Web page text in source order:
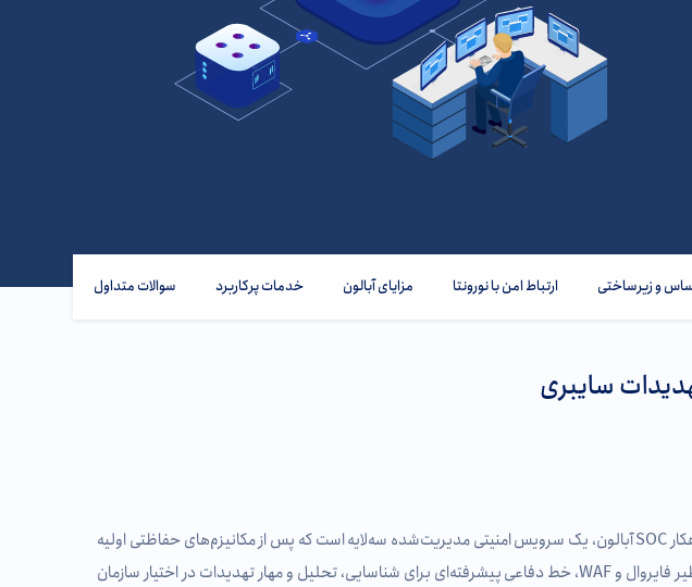
و زیرساختی ارتباط امن با نورونتا مزایای آبالون خدمات پرکاربرد سوالات متداول
سایبری
راهکار SOC آبالون، یک سرویس امنیتی مدیریت‌شده سه‌لایه است که پس از مکانیزم‌های حفاظتی اولیه
نظیر فایروال و WAF، خط دفاعی پیشرفته‌ای برای شناسایی، تحلیل و مهار تهدیدات در اختیار سازمان